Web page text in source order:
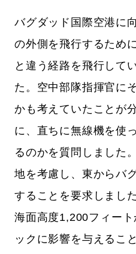
バグダッド国際空港に
の外側を飛行するため
と違う経路を飛行して
た。空中部隊指揮官に
かも考えていたことが
に、直ちに無線機を使
るのかを質問しました
地を考慮し、東からバ
することを要求しまし
海面高度1,200フィー
ックに影響を与えるこ